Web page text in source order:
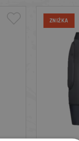
ZNIŻKA